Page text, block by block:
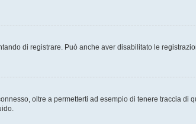
di registrare. Può anche aver disabilitato le
oltre a permetterti ad esempio di tenere traccia di